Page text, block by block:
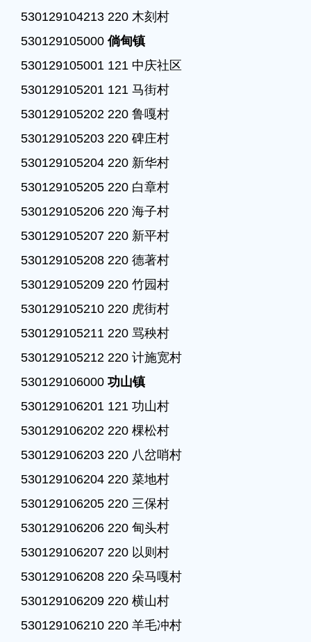
530129104213 220 木刻村
530129105000 倘甸镇
530129105001 121 中庆社区
530129105201 121 马街村
530129105202 220 鲁嘎村
530129105203 220 碑庄村
530129105204 220 新华村
530129105205 220 白章村
530129105206 220 海子村
530129105207 220 新平村
530129105208 220 德著村
530129105209 220 竹园村
530129105210 220 虎街村
530129105211 220 骂秧村
530129105212 220 计施宽村
530129106000 功山镇
530129106201 121 功山村
530129106202 220 棵松村
530129106203 220 八岔哨村
530129106204 220 菜地村
530129106205 220 三保村
530129106206 220 甸头村
530129106207 220 以则村
530129106208 220 朵马嘎村
530129106209 220 横山村
530129106210 220 羊毛冲村